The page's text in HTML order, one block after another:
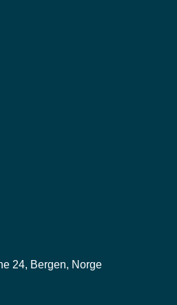
24, Bergen, Norge